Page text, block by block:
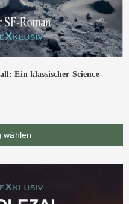
Ein klassischer Science-
wählen